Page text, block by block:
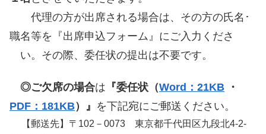
代理の方が出席される場合は、その方の氏名･
職名等を『出席申込フォーム』にご入力くださ
い。その際、委任状の提出は不要です。
◎ご欠席の場合は 『委任状（Word：21KB ・
PDF：181KB）』 を下記宛にご郵送ください。
【郵送先】〒102－0073 東京都千代田区九段北4-2-